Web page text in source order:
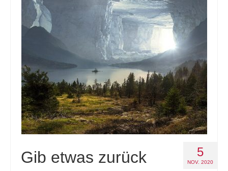
5
NOV. 2020
Gib etwas zurück